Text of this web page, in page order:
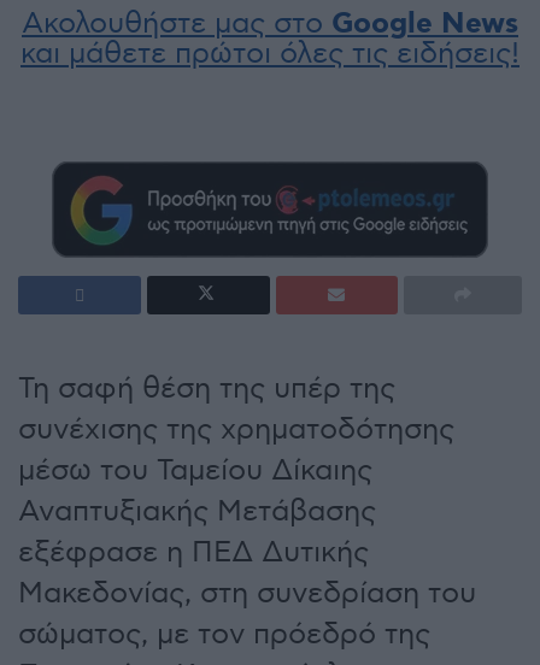
Ακολουθήστε μας στο Google News
και μάθετε πρώτοι όλες τις ειδήσεις!
Τη σαφή θέση της υπέρ της
συνέχισης της χρηματοδότησης
μέσω του Ταμείου Δίκαιης
Αναπτυξιακής Μετάβασης
εξέφρασε η ΠΕΔ Δυτικής
Μακεδονίας, στη συνεδρίαση του
σώματος, με τον πρόεδρό της